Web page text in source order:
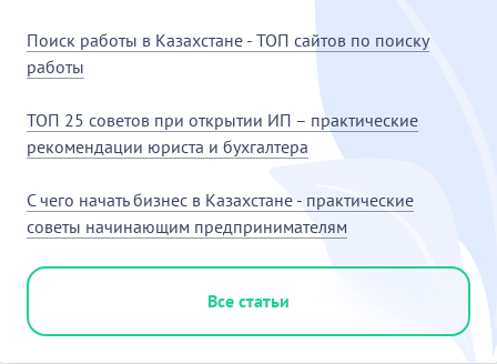
Поиск работы в Казахстане - ТОП сайтов по поиску
работы
ТОП 25 советов при открытии ИП – практические
рекомендации юриста и бухгалтера
С чего начать бизнес в Казахстане - практические
советы начинающим предпринимателям
Все статьи